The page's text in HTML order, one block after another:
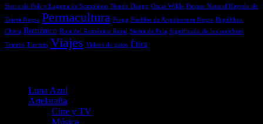
Sierra de Pela y Laguna de Somolinos Nendo Dango Oscar Wilde Parque Natural Hayedo de
Tejera Negra Permacultura Praga Pueblos de Arquitectura Negra República
Checa Románico Ruta del Románico Rural Sierra de Pela Significado de los nombres
Teatros Tiermes Viajes Videos de gatos Ética
Luna Azul
Artelaraña
Cine y TV